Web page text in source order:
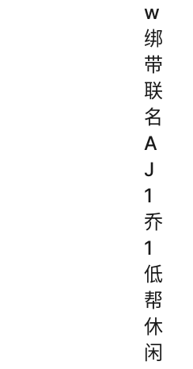
w
绑
带
联
名
A
J
1
乔
1
低
帮
休
闲